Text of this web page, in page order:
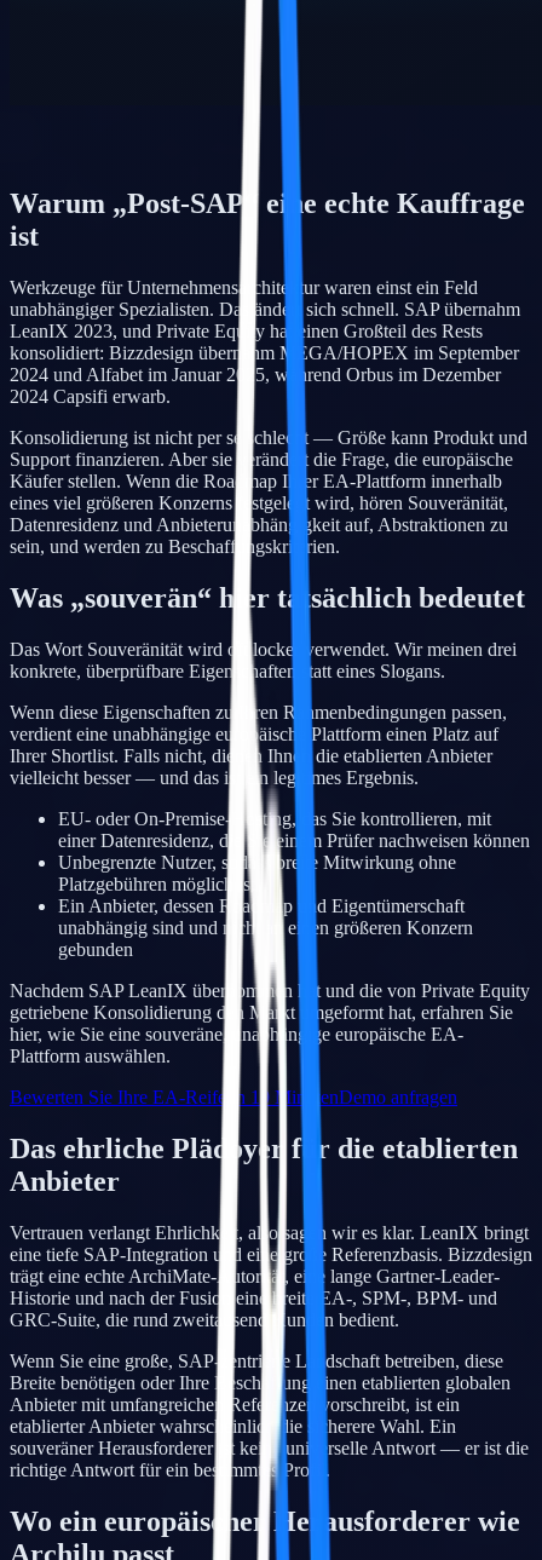
Warum „Post-SAP“ eine echte Kauffrage
ist
Werkzeuge für Unternehmensarchitektur waren einst ein Feld
unabhängiger Spezialisten. Das ändert sich schnell. SAP übernahm
LeanIX 2023, und Private Equity hat einen Großteil des Rests
konsolidiert: Bizzdesign übernahm MEGA/HOPEX im September
2024 und Alfabet im Januar 2025, während Orbus im Dezember
2024 Capsifi erwarb.
Konsolidierung ist nicht per se schlecht — Größe kann Produkt und
Support finanzieren. Aber sie verändert die Frage, die europäische
Käufer stellen. Wenn die Roadmap Ihrer EA-Plattform innerhalb
eines viel größeren Konzerns festgelegt wird, hören Souveränität,
Datenresidenz und Anbieterunabhängigkeit auf, Abstraktionen zu
sein, und werden zu Beschaffungskriterien.
Was „souverän“ hier tatsächlich bedeutet
Das Wort Souveränität wird oft locker verwendet. Wir meinen drei
konkrete, überprüfbare Eigenschaften statt eines Slogans.
Wenn diese Eigenschaften zu Ihren Rahmenbedingungen passen,
verdient eine unabhängige europäische Plattform einen Platz auf
Ihrer Shortlist. Falls nicht, dienen Ihnen die etablierten Anbieter
vielleicht besser — und das ist ein legitimes Ergebnis.
EU- oder On-Premise-Hosting, das Sie kontrollieren, mit
einer Datenresidenz, die Sie einem Prüfer nachweisen können
Unbegrenzte Nutzer, sodass breite Mitwirkung ohne
Platzgebühren möglich ist
Ein Anbieter, dessen Roadmap und Eigentümerschaft
unabhängig sind und nicht an einen größeren Konzern
gebunden
Nachdem SAP LeanIX übernommen hat und die von Private Equity
getriebene Konsolidierung den Markt umgeformt hat, erfahren Sie
hier, wie Sie eine souveräne, unabhängige europäische EA-
Plattform auswählen.
Bewerten Sie Ihre EA-Reife in 10 MinutenDemo anfragen
Das ehrliche Plädoyer für die etablierten
Anbieter
Vertrauen verlangt Ehrlichkeit, also sagen wir es klar. LeanIX bringt
eine tiefe SAP-Integration und eine große Referenzbasis. Bizzdesign
trägt eine echte ArchiMate-Autorität, eine lange Gartner-Leader-
Historie und nach der Fusion eine breite EA-, SPM-, BPM- und
GRC-Suite, die rund zweitausend Kunden bedient.
Wenn Sie eine große, SAP-zentrierte Landschaft betreiben, diese
Breite benötigen oder Ihre Beschaffung einen etablierten globalen
Anbieter mit umfangreichen Referenzen vorschreibt, ist ein
etablierter Anbieter wahrscheinlich die sicherere Wahl. Ein
souveräner Herausforderer ist keine universelle Antwort — er ist die
richtige Antwort für ein bestimmtes Profil.
Wo ein europäischer Herausforderer wie